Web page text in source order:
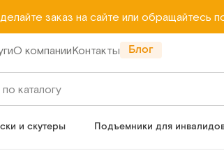
заказ на сайте или обращайтесь
О компанииКонтакты Блог
и скутеры Подъемники для